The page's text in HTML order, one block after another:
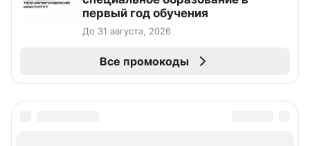
первый год обучения
До 31 августа, 2026
Все промокоды